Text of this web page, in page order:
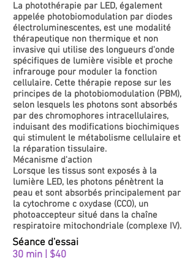
La photothérapie par LED, également
appelée photobiomodulation par diodes
électroluminescentes, est une modalité
thérapeutique non thermique et non
invasive qui utilise des longueurs d'onde
spécifiques de lumière visible et proche
infrarouge pour moduler la fonction
cellulaire. Cette thérapie repose sur les
principes de la photobiomodulation (PBM),
selon lesquels les photons sont absorbés
par des chromophores intracellulaires,
induisant des modifications biochimiques
qui stimulent le métabolisme cellulaire et
la réparation tissulaire.
Mécanisme d'action
Lorsque les tissus sont exposés à la
lumière LED, les photons pénètrent la
peau et sont absorbés principalement par
la cytochrome c oxydase (CCO), un
photoaccepteur situé dans la chaîne
respiratoire mitochondriale (complexe IV).
Séance d'essai
30 min | $40